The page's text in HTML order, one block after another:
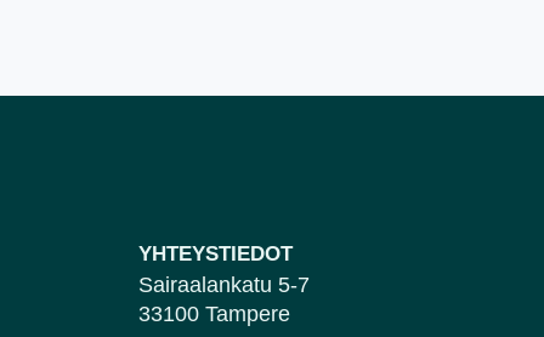
YHTEYSTIEDOT
Sairaalankatu 5-7
33100 Tampere